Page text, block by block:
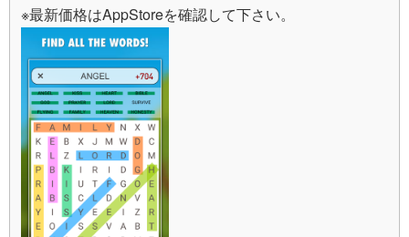
※最新価格はAppStoreを確認して下さい。